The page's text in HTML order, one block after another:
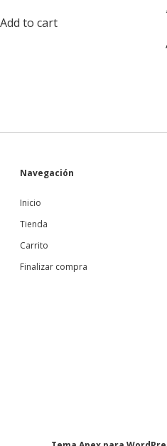
Add to cart
Sidebar
Navegación
Inicio
Tienda
Carrito
Finalizar compra